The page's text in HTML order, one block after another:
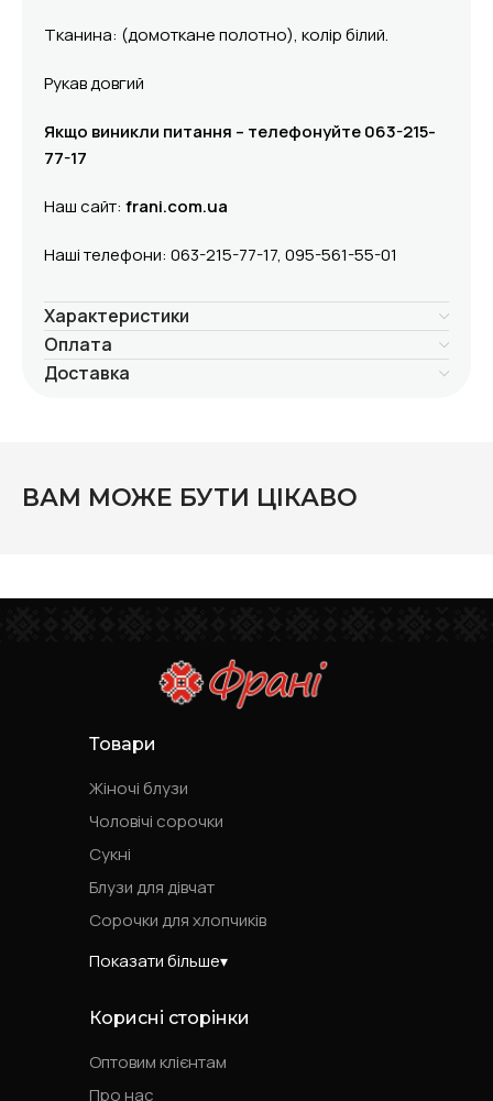
Тканина: (домоткане полотно), колір білий.
Рукав довгий
Якщо виникли питання – телефонуйте 063-215-
77-17
Наш сайт: frani.com.ua
Наші телефони: 063-215-77-17, 095-561-55-01
Характеристики
Оплата
Доставка
ВАМ МОЖЕ БУТИ ЦІКАВО
Товари
Жіночі блузи
Чоловічі сорочки
Сукні
Блузи для дівчат
Сорочки для хлопчиків
Показати більше
Корисні сторінки
Оптовим клієнтам
Про нас